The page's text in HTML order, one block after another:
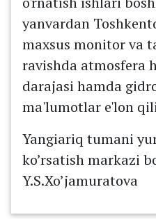
yanvardan
maxsus monitor va
ravishda atmosfera
darajasi hamda
ma'lumotlar e'lon
Yangiariq tumani
ko’rsatish markazi
Y.S.Xo’jamuratova